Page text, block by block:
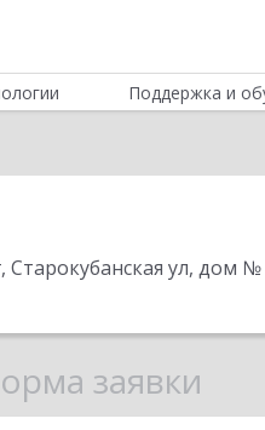
Поддержка и
Старокубанская ул, дом
заявки